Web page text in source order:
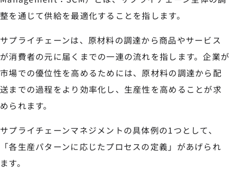
整を通じて供給を最適化することを指します。
サプライチェーンは、原材料の調達から商品やサービス
が消費者の元に届くまでの一連の流れを指します。企業が
市場での優位性を高めるためには、原材料の調達から配
送までの過程をより効率化し、生産性を高めることが求
められます。
サプライチェーンマネジメントの具体例の1つとして、
「各生産パターンに応じたプロセスの定義」があげられ
ます。